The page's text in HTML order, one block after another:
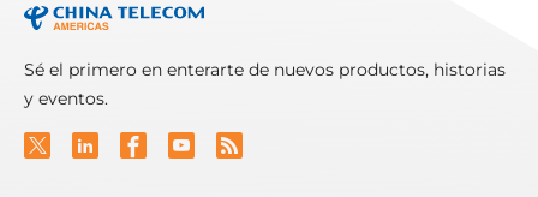
Sé el primero en enterarte de nuevos productos, historias
y eventos.